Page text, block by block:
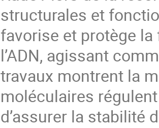
structurales et
favorise et protège
l’ADN, agissant
travaux montrent la
moléculaires
d’assurer la stabilité